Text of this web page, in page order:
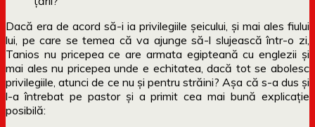
Dacă era de acord să-i ia privilegiile șeicului, și mai ales fiului
lui, pe care se temea că va ajunge să-l slujească într-o zi,
Tanios nu pricepea ce are armata egipteană cu englezii și
mai ales nu pricepea unde e echitatea, dacă tot se abolesc
privilegiile, atunci de ce nu și pentru străini? Așa că s-a dus și
l-a întrebat pe pastor și a primit cea mai bună explicație
posibilă: